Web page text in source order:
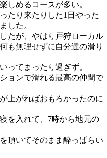
しめるコースが多い。
たり来たりした1日やった
した。
たが、やはり戸狩ローカル
も無理せずに自分達の滑り
ってまったり過ぎず。
ョンで滑れる最高の仲間で
上がればおもろかったのに
を入れて、7時から地元の
頂いてそのまま酔っぱらい